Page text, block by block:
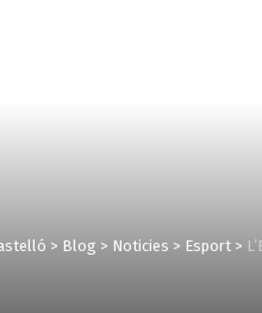
> Blog > Noticies > Esport >